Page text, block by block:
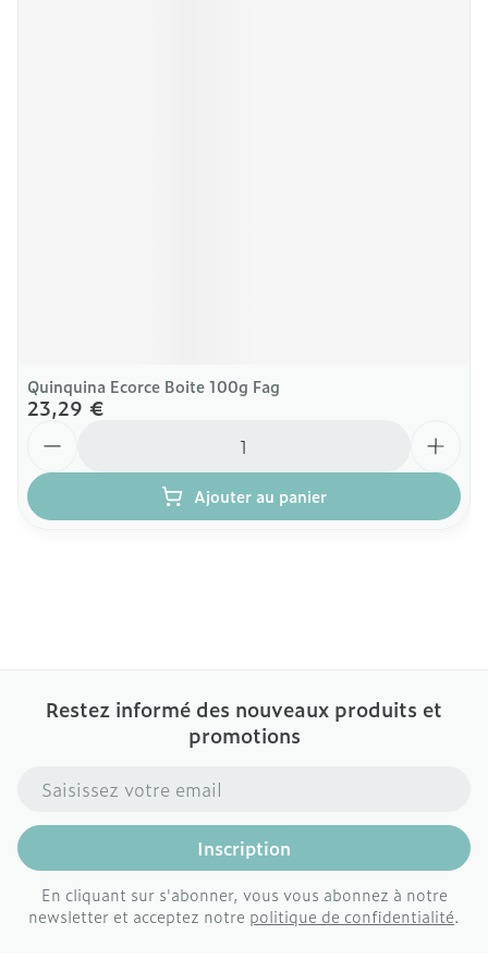
Quinquina Ecorce Boite 100g Fag
23,29 €
Ajouter au panier
Restez informé des nouveaux produits et
promotions
Adresse mail
Inscription
En cliquant sur s'abonner, vous vous abonnez à notre
newsletter et acceptez notre politique de confidentialité.